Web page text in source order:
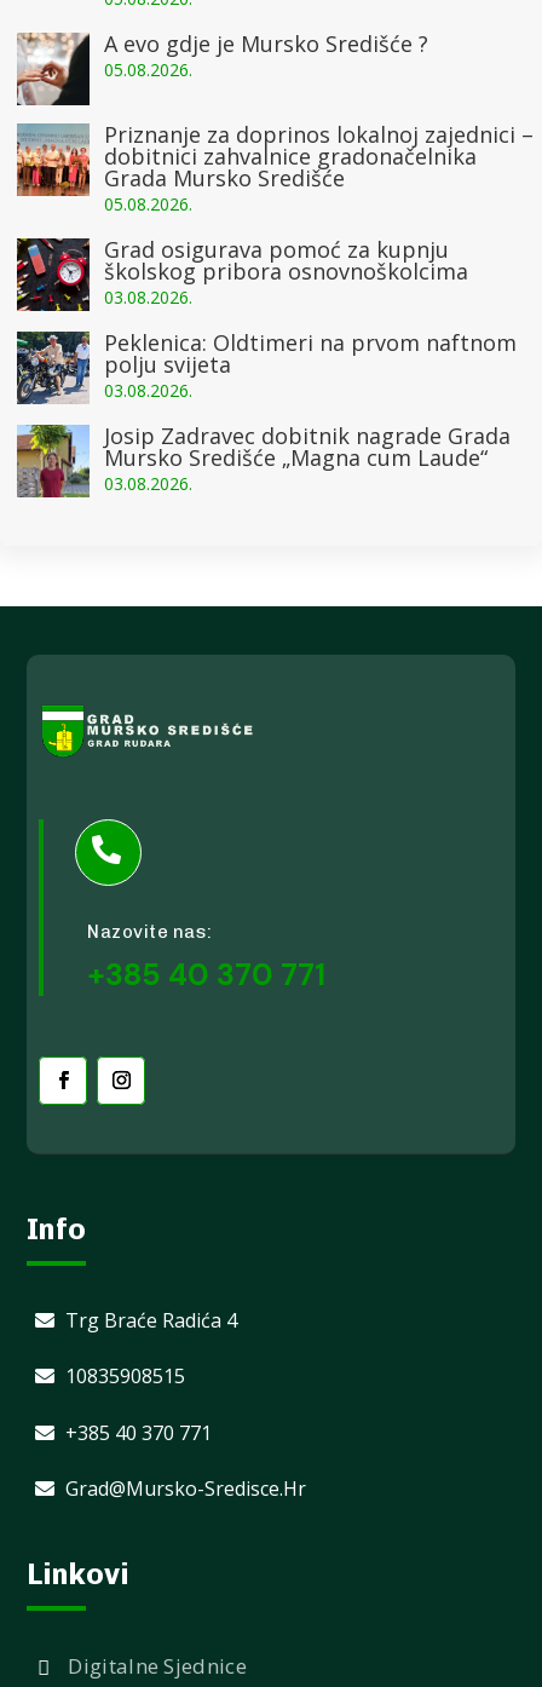
A evo gdje je Mursko Središće ?
05.08.2026.
Priznanje za doprinos lokalnoj zajednici –
dobitnici zahvalnice gradonačelnika
Grada Mursko Središće
05.08.2026.
Grad osigurava pomoć za kupnju
školskog pribora osnovnoškolcima
03.08.2026.
Peklenica: Oldtimeri na prvom naftnom
polju svijeta
03.08.2026.
Josip Zadravec dobitnik nagrade Grada
Mursko Središće „Magna cum Laude“
03.08.2026.

Nazovite nas:
+385 40 370 771
Info
Trg Braće Radića 4
10835908515
+385 40 370 771
Grad@mursko-Sredisce.hr
Linkovi
Digitalne Sjednice